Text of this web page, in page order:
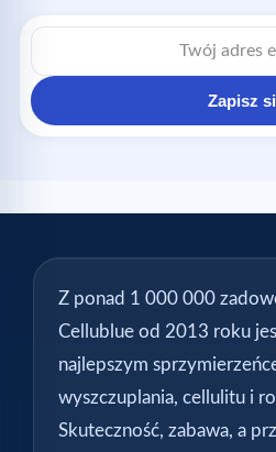
Zapisz
Z ponad 1 000 000
Cellublue od 2013 roku
najlepszym
wyszczuplania, cellulitu i
Skuteczność, zabawa, a